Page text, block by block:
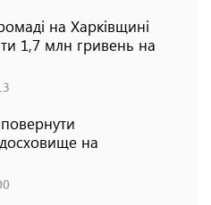
на Харківщині
1,7 млн гривень на
на